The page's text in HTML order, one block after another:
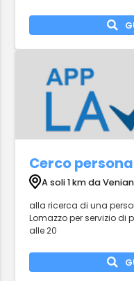
Cerco
A soli 1 km da
alla ricerca di una
Lomazzo per servizio di
alle 20